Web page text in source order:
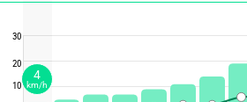
30
20
10
4
km/h